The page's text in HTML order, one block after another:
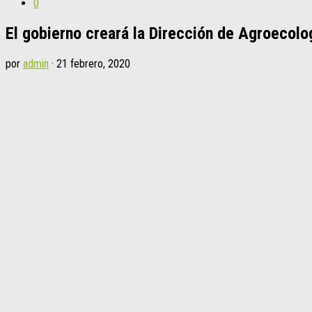
0
El gobierno creará la Dirección de
por admin · 21 febrero, 2020